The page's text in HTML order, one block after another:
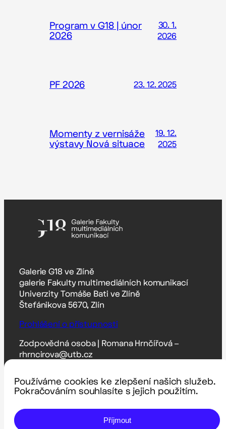
Používáme cookies ke zlepšení našich služeb.
Pokračováním souhlasíte s jejich použitím.
Příjmout
Program v G18 | únor
2026
30. 1.
2026
PF 2026 23. 12. 2025
Momenty z vernisáže
výstavy Nová situace
19. 12.
2025
Galerie G18 ve Zlíně
galerie Fakulty multimediálních komunikací
Univerzity Tomáše Bati ve Zlíně
Štefánikova 5670, Zlín
Prohlášení o přístupnosti
Zodpovědná osoba | Romana Hrnčířová –
rhrncirova@utb.cz
Provoz galerie G18 může fungovat díky
podpoře a spolupráci s těmito partnery: